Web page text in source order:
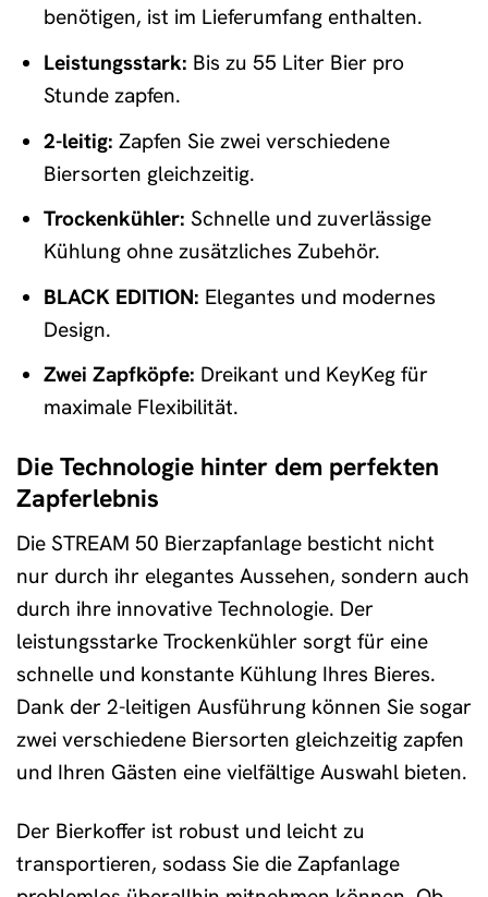
benötigen, ist im Lieferumfang enthalten.
Leistungsstark: Bis zu 55 Liter Bier pro
Stunde zapfen.
2-leitig: Zapfen Sie zwei verschiedene
Biersorten gleichzeitig.
Trockenkühler: Schnelle und zuverlässige
Kühlung ohne zusätzliches Zubehör.
BLACK EDITION: Elegantes und modernes
Design.
Zwei Zapfköpfe: Dreikant und KeyKeg für
maximale Flexibilität.
Die Technologie hinter dem perfekten
Zapferlebnis
Die STREAM 50 Bierzapfanlage besticht nicht
nur durch ihr elegantes Aussehen, sondern auch
durch ihre innovative Technologie. Der
leistungsstarke Trockenkühler sorgt für eine
schnelle und konstante Kühlung Ihres Bieres.
Dank der 2-leitigen Ausführung können Sie sogar
zwei verschiedene Biersorten gleichzeitig zapfen
und Ihren Gästen eine vielfältige Auswahl bieten.
Der Bierkoffer ist robust und leicht zu
transportieren, sodass Sie die Zapfanlage